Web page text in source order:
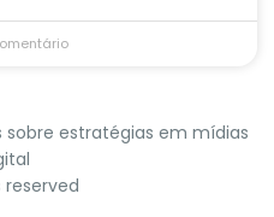
sobre estratégias em mídias
reserved